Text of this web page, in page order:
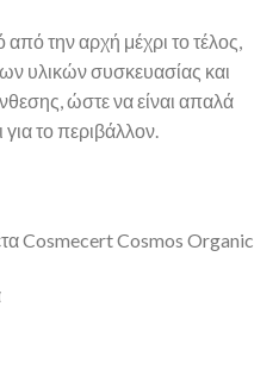
την αρχή μέχρι το τέλος,
υλικών συσκευασίας και
ώστε να είναι απαλά
για το περιβάλλον.
Cosmecert Cosmos Organic